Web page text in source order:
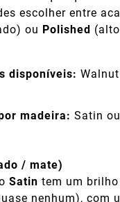
escolher entre
ou Polished
disponíveis:
madeira: Satin
/ mate)
Satin tem um
nenhum), com